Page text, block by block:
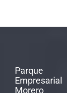
Parque
Empresarial
Morero